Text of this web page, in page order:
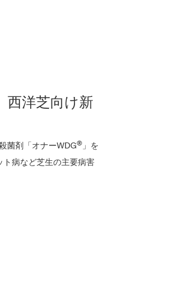
西洋芝向け新
菌剤「オナーWDG® 」を
病など芝生の主要病害